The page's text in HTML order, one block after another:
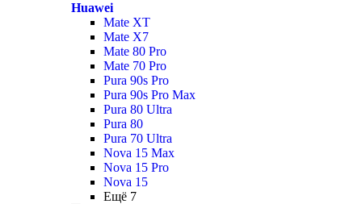
Huawei
Mate XT
Mate X7
Mate 80 Pro
Mate 70 Pro
Pura 90s Pro
Pura 90s Pro Max
Pura 80 Ultra
Pura 80
Pura 70 Ultra
Nova 15 Max
Nova 15 Pro
Nova 15
Ещё 7